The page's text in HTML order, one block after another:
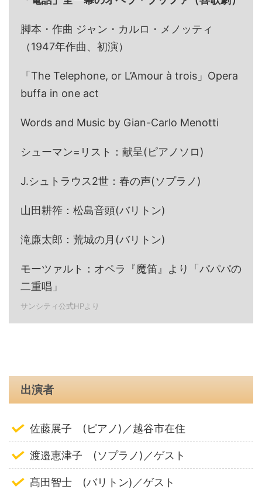
脚本・作曲 ジャン・カルロ・メノッティ
（1947年作曲、初演）
「The Telephone, or L’Amour à trois」Opera
buffa in one act
Words and Music by Gian-Carlo Menotti
シューマン=リスト：献呈(ピアノソロ)
J.シュトラウス2世：春の声(ソプラノ)
山田耕筰：松島音頭(バリトン)
滝廉太郎：荒城の月(バリトン)
モーツァルト：オペラ『魔笛』より「パパパの
二重唱」
サンシティ公式HPより
出演者
佐藤展子 (ピアノ)／越谷市在住
渡邉恵津子 (ソプラノ)／ゲスト
髙田智士 (バリトン)／ゲスト